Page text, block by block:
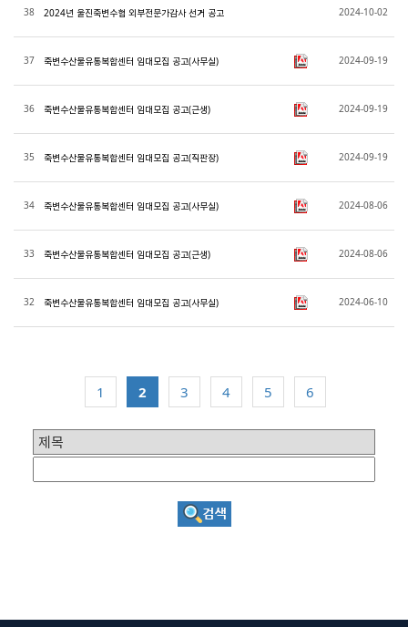
38 2024년 울진죽변수협 외부전문가감사 선거 공고 2024-10-02
37 죽변수산물유통복합센터 임대모집 공고(사무실) 2024-09-19
36 죽변수산물유통복합센터 임대모집 공고(근생) 2024-09-19
35 죽변수산물유통복합센터 임대모집 공고(직판장) 2024-09-19
34 죽변수산물유통복합센터 임대모집 공고(사무실) 2024-08-06
33 죽변수산물유통복합센터 임대모집 공고(근생) 2024-08-06
32 죽변수산물유통복합센터 임대모집 공고(사무실) 2024-06-10
1 2 3 4 5 6